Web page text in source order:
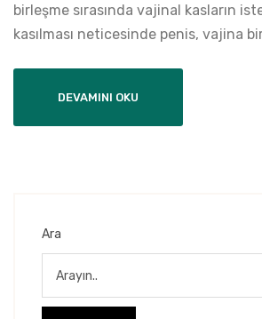
birleşme sırasında vajinal kasların
kasılması neticesinde penis, vajina
DEVAMINI OKU
Ara